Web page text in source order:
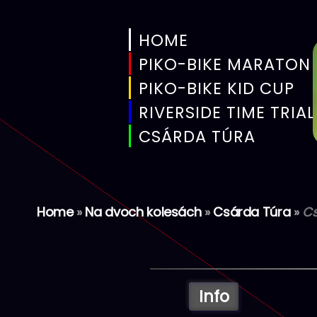
HOME
PIKO-BIKE MARATON
PIKO-BIKE KID CUP
RIVERSIDE TIME TRIAL
CSÁRDA TÚRA
Home» Na dvoch kolesách» Csárda Túra»